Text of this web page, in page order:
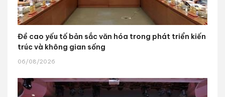
Đề cao yếu tố bản sắc văn hóa trong phát triển kiến
trúc và không gian sống
06/08/2026